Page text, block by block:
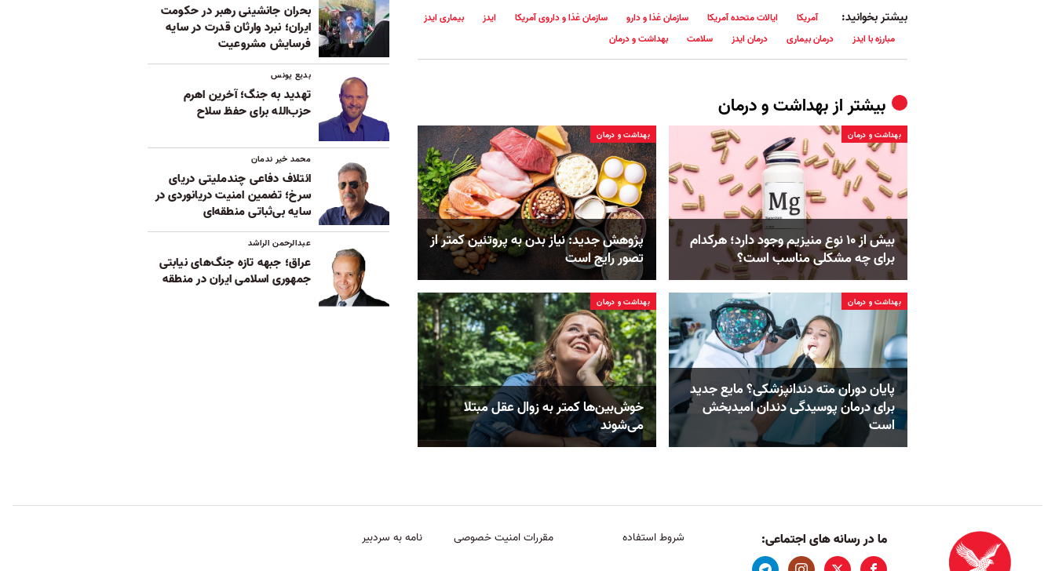
بیشتر بخوانید: آمریکا ایالات متحده آمریکا سازمان غذا و دارو سازمان غذا و داروی آمریکا ایدز
بیماری ایدز
مبارزه با ایدز
درمان بیماری درمان ایدز سلامت بهداشت و درمان
بیشتر ازبهداشت و درمان
بهداشت و درمان
بیش از ۱۰ نوع منیزیم وجود دارد؛ هر‌کدام
برای چه مشکلی مناسب‌ است؟
بهداشت و درمان
پژوهش جدید: نیاز بدن به پروتئین کمتر از
تصور رایج است
بهداشت و درمان
پایان دوران مته دندانپزشکی؟ مایع جدید
برای درمان پوسیدگی دندان امیدبخش
است
بهداشت و درمان
خوش‌بین‌ها کمتر به زوال عقل مبتلا
می‌شوند
بحران جانشینی رهبر در حکومت
ایران؛ نبرد وارثان قدرت در سایه
فرسایش مشروعیت
بدیع یونس
تهدید به جنگ؛ آخرین اهرم
حزب‌الله برای حفظ سلاح
محمد خیر ندمان
ائتلاف دفاعی چندملیتی دریای
سرخ؛ تضمین امنیت دریانوردی در
سایه بی‌ثباتی‌ منطقه‌ای
عبدالرحمن الراشد
عراق؛ جبهه تازه جنگ‌های نیابتی
جمهوری اسلامی ایران در منطقه
ما در رسانه های اجتماعی: شروط استفاده مقررات امنیت خصوصی نامه به سردبیر